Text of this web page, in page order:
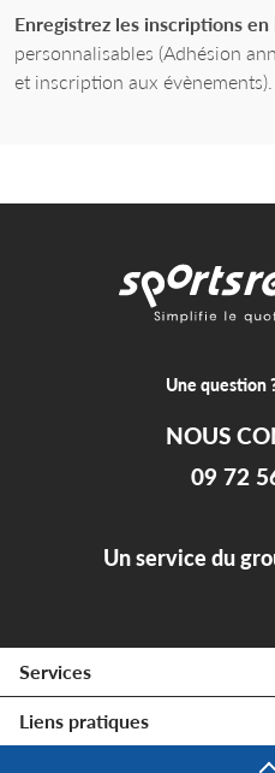
Enregistrez les inscriptions en
personnalisables (Adhésion
et inscription aux évènements).
Une question
NOUS
09 72
Un service du
Services
Liens pratiques